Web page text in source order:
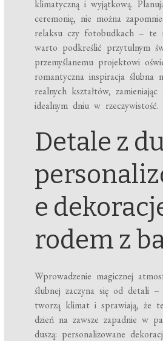
klimatyczną i wyjątkową.
ceremonię, nie można
relaksu czy fotobudkach – te
warto podkreślić przytulnym
przemyślanemu projektowi
romantyczna inspiracja ślubna
realnych kształtów,
idealnym dniu w rzeczywistość.
Detale z
e
rodem z
Wprowadzenie magicznej
ślubnej zaczyna się od detali –
tworzą klimat i sprawiają, że
dzień na zawsze zapadnie w
duszą: personalizowane